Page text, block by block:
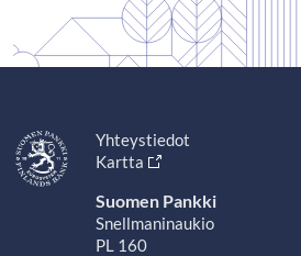
Yhteystiedot
Kartta
Suomen Pankki
Snellmaninaukio
PL 160